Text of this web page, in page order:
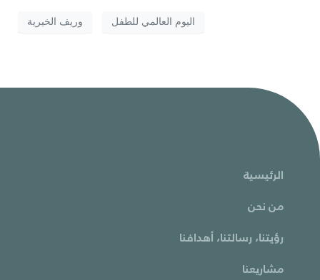
اليوم العالمي للطفل وريف الخيرية
الرئيسية
من نحن
رؤيتنا، رسالتنا، أهدافنا
مشاريعنا